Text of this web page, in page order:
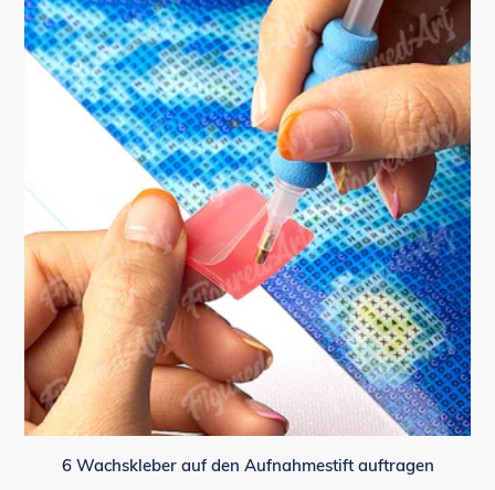
6 Wachskleber auf den Aufnahmestift auftragen